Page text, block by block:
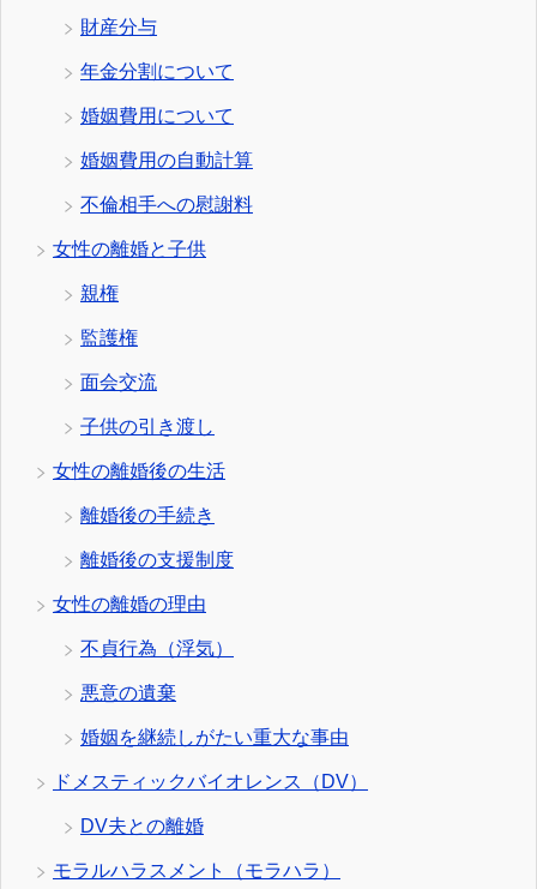
財産分与
年金分割について
婚姻費用について
婚姻費用の自動計算
不倫相手への慰謝料
女性の離婚と子供
親権
監護権
面会交流
子供の引き渡し
女性の離婚後の生活
離婚後の手続き
離婚後の支援制度
女性の離婚の理由
不貞行為（浮気）
悪意の遺棄
婚姻を継続しがたい重大な事由
ドメスティックバイオレンス（DV）
DV夫との離婚
モラルハラスメント（モラハラ）